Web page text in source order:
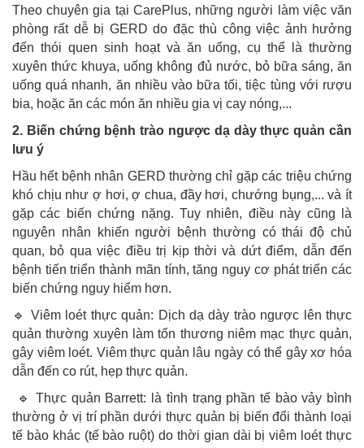
Theo chuyên gia tại CarePlus, những người làm việc văn
phòng rất dễ bị GERD do đặc thù công việc ảnh hưởng
đến thói quen sinh hoạt và ăn uống, cụ thể là thường
xuyên thức khuya, uống không đủ nước, bỏ bữa sáng, ăn
uống quá nhanh, ăn nhiều vào bữa tối, tiệc tùng với rượu
bia, hoặc ăn các món ăn nhiều gia vị cay nóng,...
2. Biến chứng bệnh trào ngược dạ dày thực quản cần
lưu ý
Hầu hết bệnh nhân GERD thường chỉ gặp các triệu chứng
khó chịu như ợ hơi, ợ chua, đầy hơi, chướng bụng,... và ít
gặp các biến chứng nặng. Tuy nhiên, điều này cũng là
nguyên nhân khiến người bệnh thường có thái độ chủ
quan, bỏ qua việc điều trị kịp thời và dứt điểm, dẫn đến
bệnh tiến triển thành mãn tính, tăng nguy cơ phát triển các
biến chứng nguy hiểm hơn.
🔹 Viêm loét thực quản: Dịch dạ dày trào ngược lên thực
quản thường xuyên làm tổn thương niêm mạc thực quản,
gây viêm loét. Viêm thực quản lâu ngày có thể gây xơ hóa
dẫn đến co rút, hẹp thực quản.
🔹 Thực quản Barrett: là tình trạng phần tế bào vảy bình
thường ở vị trí phần dưới thực quản bị biến đổi thành loại
tế bào khác (tế bào ruột) do thời gian dài bị viêm loét thực